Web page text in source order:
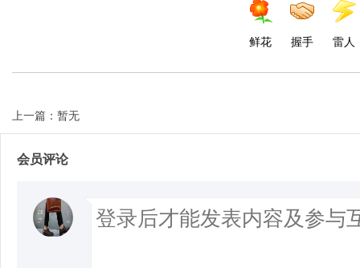
鲜花 握手 雷人
上一篇：暂无
会员评论